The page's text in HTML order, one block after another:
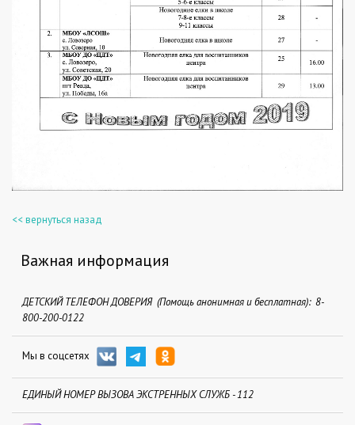
<< вернуться назад
Важная информация
ДЕТСКИЙ ТЕЛЕФОН ДОВЕРИЯ (Помощь анонимная и бесплатная): 8-
800-200-0122
Мы в соцсетях
ЕДИНЫЙ НОМЕР ВЫЗОВА ЭКСТРЕННЫХ СЛУЖБ - 112